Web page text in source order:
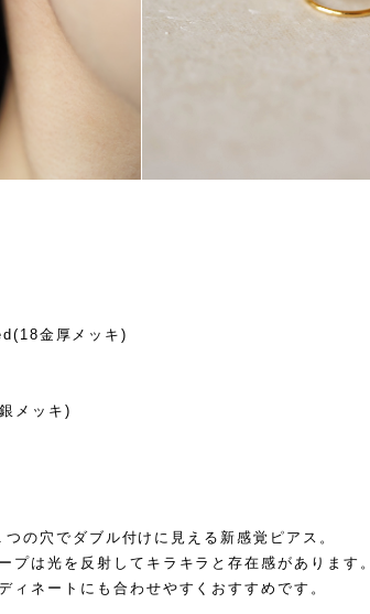
金厚メッキ)
メッキ)
の穴でダブル付けに見える新感覚ピアス。
プは光を反射してキラキラと存在感があります。
ィネートにも合わせやすくおすすめです。